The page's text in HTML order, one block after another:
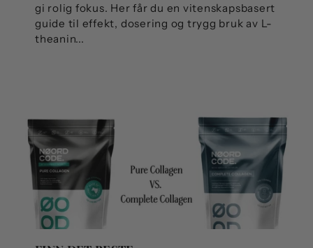
gi rolig fokus. Her får du en vitenskapsbasert
guide til effekt, dosering og trygg bruk av L-
theanin...